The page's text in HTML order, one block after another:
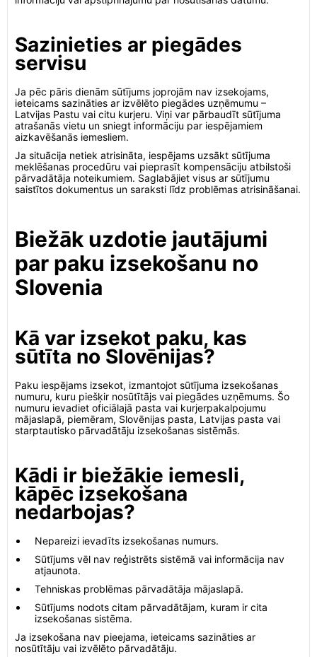
Sazinieties ar piegādes
servisu
Ja pēc pāris dienām sūtījums joprojām nav izsekojams,
ieteicams sazināties ar izvēlēto piegādes uzņēmumu –
Latvijas Pastu vai citu kurjeru. Viņi var pārbaudīt sūtījuma
atrašanās vietu un sniegt informāciju par iespējamiem
aizkavēšanās iemesliem.
Ja situācija netiek atrisināta, iespējams uzsākt sūtījuma
meklēšanas procedūru vai pieprasīt kompensāciju atbilstoši
pārvadātāja noteikumiem. Saglabājiet visus ar sūtījumu
saistītos dokumentus un saraksti līdz problēmas atrisināšanai.
Biežāk uzdotie jautājumi
par paku izsekošanu no
Slovenia
Kā var izsekot paku, kas
sūtīta no Slovēnijas?
Paku iespējams izsekot, izmantojot sūtījuma izsekošanas
numuru, kuru piešķir nosūtītājs vai piegādes uzņēmums. Šo
numuru ievadiet oficiālajā pasta vai kurjerpakalpojumu
mājaslapā, piemēram, Slovēnijas pasta, Latvijas pasta vai
starptautisko pārvadātāju izsekošanas sistēmās.
Kādi ir biežākie iemesli,
kāpēc izsekošana
nedarbojas?
Nepareizi ievadīts izsekošanas numurs.
Sūtījums vēl nav reģistrēts sistēmā vai informācija nav
atjaunota.
Tehniskas problēmas pārvadātāja mājaslapā.
Sūtījums nodots citam pārvadātājam, kuram ir cita
izsekošanas sistēma.
Ja izsekošana nav pieejama, ieteicams sazināties ar
nosūtītāju vai izvēlēto pārvadātāju.